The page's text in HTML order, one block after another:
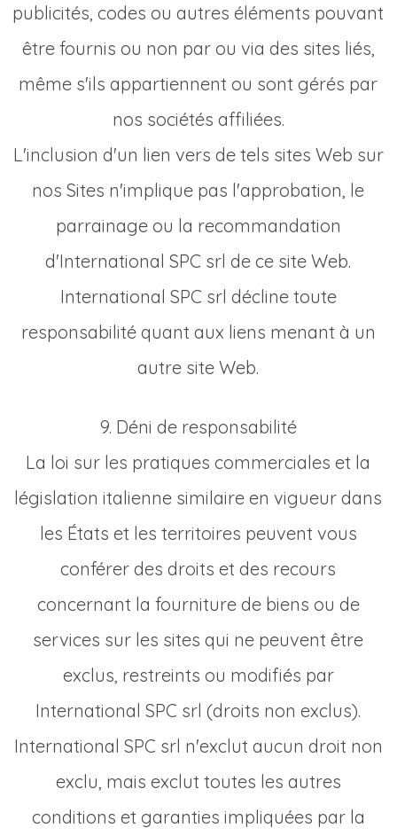
publicités, codes ou autres éléments pouvant
être fournis ou non par ou via des sites liés,
même s'ils appartiennent ou sont gérés par
nos sociétés affiliées.
L'inclusion d'un lien vers de tels sites Web sur
nos Sites n'implique pas l'approbation, le
parrainage ou la recommandation
d'International SPC srl de ce site Web.
International SPC srl décline toute
responsabilité quant aux liens menant à un
autre site Web.
9. Déni de responsabilité
La loi sur les pratiques commerciales et la
législation italienne similaire en vigueur dans
les États et les territoires peuvent vous
conférer des droits et des recours
concernant la fourniture de biens ou de
services sur les sites qui ne peuvent être
exclus, restreints ou modifiés par
International SPC srl (droits non exclus).
International SPC srl n'exclut aucun droit non
exclu, mais exclut toutes les autres
conditions et garanties impliquées par la